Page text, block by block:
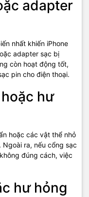
adapter
nhất khiến iPhone
adapter sạc bị
còn hoạt động tốt,
pin cho điện thoại.
hư
hoặc các vật thể nhỏ
ra, nếu cổng sạc
đúng cách, việc
hư hỏng